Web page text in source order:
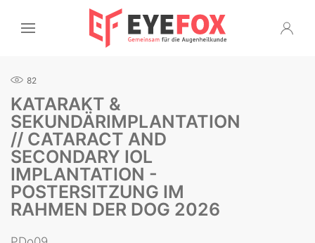
82
KATARAKT &
SEKUNDÄRIMPLANTATION
// CATARACT AND
SECONDARY IOL
IMPLANTATION -
POSTERSITZUNG IM
RAHMEN DER DOG 2026